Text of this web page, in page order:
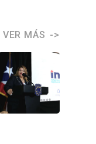
VER MÁS